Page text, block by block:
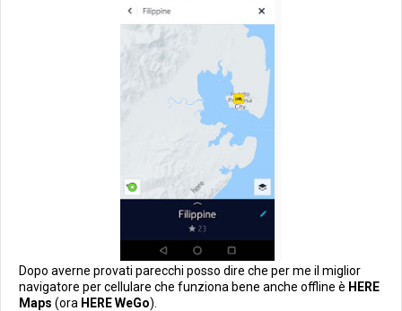
Dopo averne provati parecchi posso dire che per me il miglior
navigatore per cellulare che funziona bene anche offline è HERE
Maps (ora HERE WeGo).